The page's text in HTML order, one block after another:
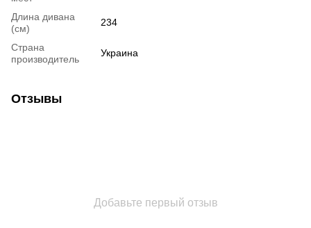
Длина дивана
(см)
234
Страна
производитель
Украина
Отзывы
Добавьте первый отзыв